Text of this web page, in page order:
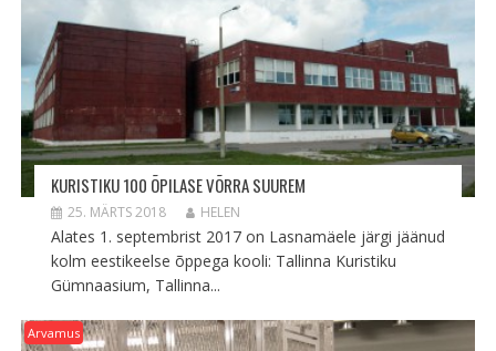
KURISTIKU 100 ÕPILASE VÕRRA SUUREM
25. MÄRTS 2018 HELEN
Alates 1. septembrist 2017 on Lasnamäele järgi jäänud
kolm eestikeelse õppega kooli: Tallinna Kuristiku
Gümnaasium, Tallinna...
Arvamus